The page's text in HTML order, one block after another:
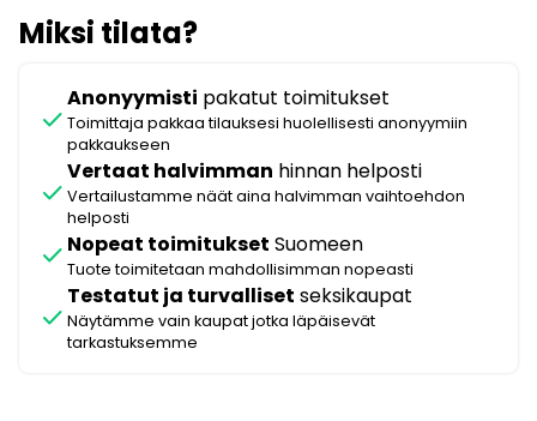
Miksi tilata?
check
Anonyymisti pakatut toimitukset
Toimittaja pakkaa tilauksesi huolellisesti anonyymiin
pakkaukseen
check
Vertaat halvimman hinnan helposti
Vertailustamme näät aina halvimman vaihtoehdon
helposti
check Nopeat toimitukset Suomeen
Tuote toimitetaan mahdollisimman nopeasti
check
Testatut ja turvalliset seksikaupat
Näytämme vain kaupat jotka läpäisevät
tarkastuksemme